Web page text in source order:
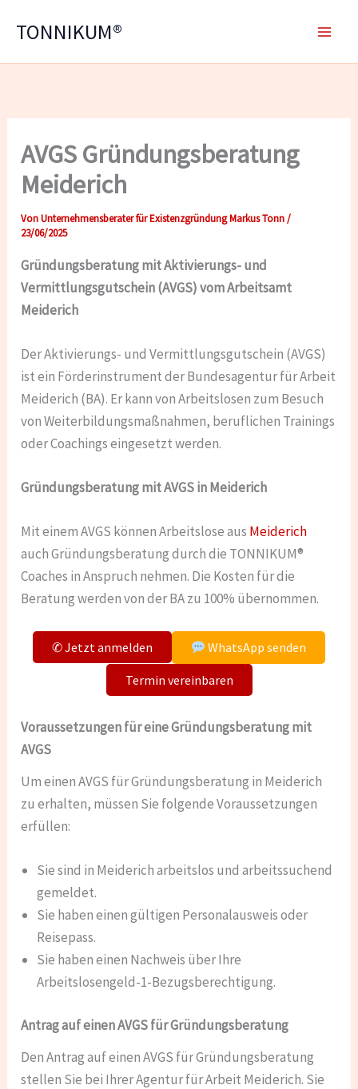
InhaltTONNIKUM®
AVGS Gründungsberatung
Meiderich
VonUnternehmensberater für Existenzgründung Markus Tonn/
23/06/2025
Gründungsberatung mitAktivierungs- und
Vermittlungsgutschein (AVGS) vom Arbeitsamt
Meiderich
Der Aktivierungs- und Vermittlungsgutschein (AVGS)
ist ein Förderinstrument der Bundesagentur für Arbeit
Meiderich (BA). Er kann von Arbeitslosen zum Besuch
von Weiterbildungsmaßnahmen, beruflichen Trainings
oder Coachings eingesetzt werden.
Gründungsberatung mit AVGS in Meiderich
Mit einem AVGS können Arbeitslose aus Meiderich
auch Gründungsberatung durch die TONNIKUM®
Coaches in Anspruch nehmen. Die Kosten für die
Beratung werden von der BA zu 100% übernommen.
✆ Jetzt anmelden
WhatsApp senden
Termin vereinbaren
Voraussetzungen für eine Gründungsberatung mit
AVGS
Um einen AVGS für Gründungsberatung in Meiderich
zu erhalten, müssen Sie folgende Voraussetzungen
erfüllen:
Sie sind in Meiderich arbeitslos und arbeitssuchend
gemeldet.
Sie haben einen gültigen Personalausweis oder
Reisepass.
Sie haben einen Nachweis über Ihre
Arbeitslosengeld-1-Bezugsberechtigung.
Antrag auf einen AVGS für Gründungsberatung
Den Antrag auf einen AVGS für Gründungsberatung
stellen Sie bei Ihrer Agentur für Arbeit Meiderich. Sie